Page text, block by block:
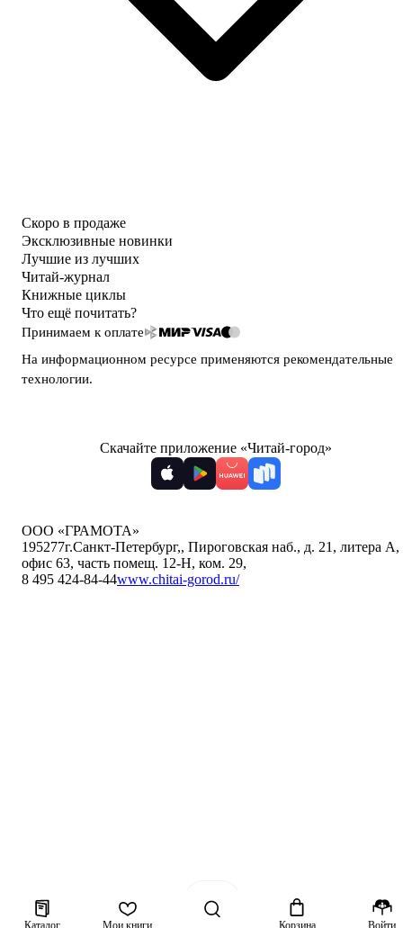
Каталог Мои книги Корзина Войти
Скоро в продаже
Эксклюзивные новинки
Лучшие из лучших
Читай-журнал
Книжные циклы
Что ещё почитать?
Принимаем к оплате
На информационном ресурсе применяются рекомендательные
технологии.
Скачайте приложение «Читай-город»
ООО «ГРАМОТА»
195277г.Санкт-Петербург,, Пироговская наб., д. 21, литера А,
офис 63, часть помещ. 12-Н, ком. 29,
8 495 424-84-44www.chitai-gorod.ru/